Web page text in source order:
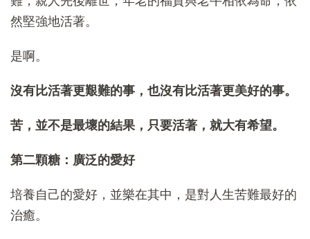
然堅強地活著。
是啊。
沒有比活著更艱難的事，也沒有比活著更美好的事。
苦，並不是最壞的結果，只要活著，就大有希望。
第二顆糖：廣泛的愛好
培養自己的愛好，並樂在其中，是對人生苦難最好的
治癒。